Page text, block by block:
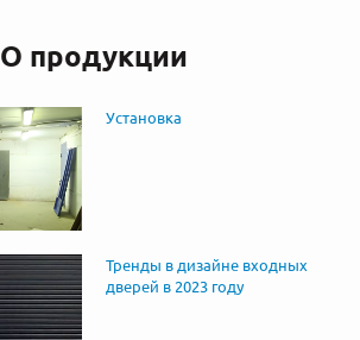
О продукции
Установка
Тренды в дизайне входных
дверей в 2023 году